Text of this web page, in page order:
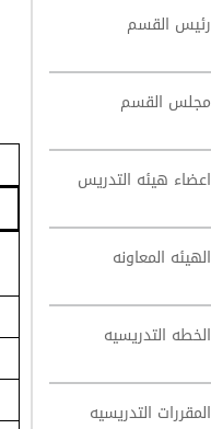
رئيس القسم
مجلس القسم
اعضاء هيئه التدريس
الهيئه المعاونه
الخطه التدريسيه
المقررات التدريسيه